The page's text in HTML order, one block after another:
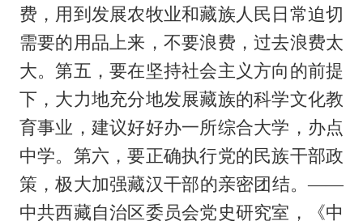
费，用到发展农牧业和藏族人民日常迫切
需要的用品上来，不要浪费，过去浪费太
大。第五，要在坚持社会主义方向的前提
下，大力地充分地发展藏族的科学文化教
育事业，建议好好办一所综合大学，办点
中学。第六，要正确执行党的民族干部政
策，极大加强藏汉干部的亲密团结。——
中共西藏自治区委员会党史研究室，《中